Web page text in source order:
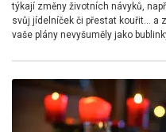
týkají změny životních návyků,
svůj jídelníček či přestat kouřit… a
vaše plány nevyšuměly jako